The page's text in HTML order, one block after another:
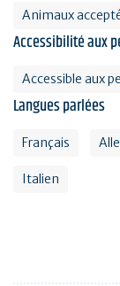
Animaux
Accessibilité aux
Accessible aux
Langues parlées
Français
Italien